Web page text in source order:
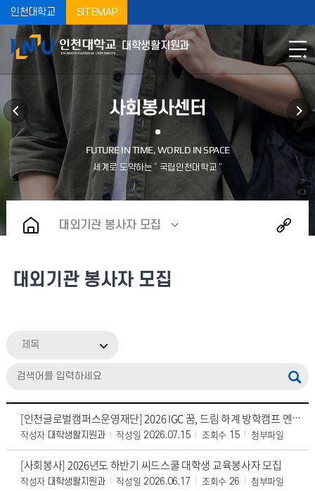
인천대학교 SITEMAP
대학생활지원과
사회봉사센터
대외기관 봉사자 모집
대외기관 봉사자 모집
제목
[인천글로벌캠퍼스운영재단] 2026 IGC 꿈, 드림 하계 방학캠프 멘토 모집
작성자 대학생활지원과 작성일 2026.07.15 조회수 15 첨부파일
[사회봉사] 2026년도 하반기 씨드스쿨 대학생 교육봉사자 모집
작성자 대학생활지원과 작성일 2026.06.17 조회수 26 첨부파일